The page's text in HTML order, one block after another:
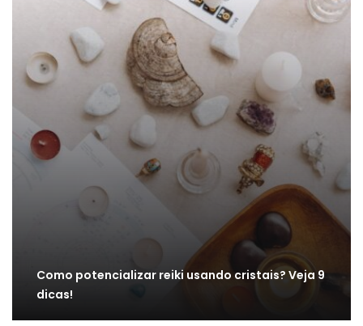
Como potencializar reiki usando cristais? Veja 9
dicas!